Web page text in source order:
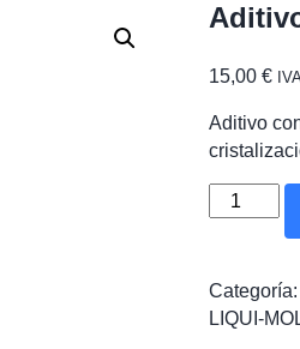
15,00€
Aditivo
Aditivo
Anti
DEF
Liqui
Moly
Categoría:
LIQUI-